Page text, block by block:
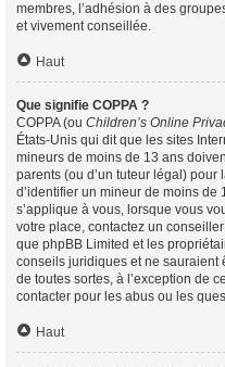
membres, l’adhésion à des
et vivement conseillée.
Haut
Que signifie COPPA ?
COPPA (ou Children’s Online
États-Unis qui dit que les sites
mineurs de moins de 13 ans
parents (ou d’un tuteur légal)
d’identifier un mineur de moins de
s’applique à vous, lorsque vous
votre place, contactez un
que phpBB Limited et les
conseils juridiques et ne sauraient
de toutes sortes, à l’exception de
contacter pour les abus ou les
Haut